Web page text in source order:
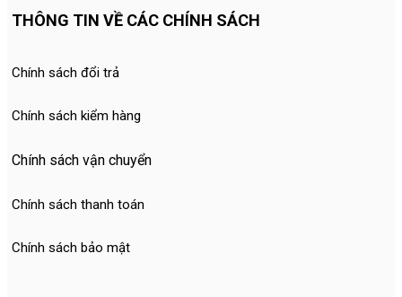
THÔNG TIN VỀ CÁC CHÍNH SÁCH
Chính sách thanh toán
Chính sách đổi trả
Chính sách bảo mật
Chính sách vận chuyển
Chính sách kiểm hàng